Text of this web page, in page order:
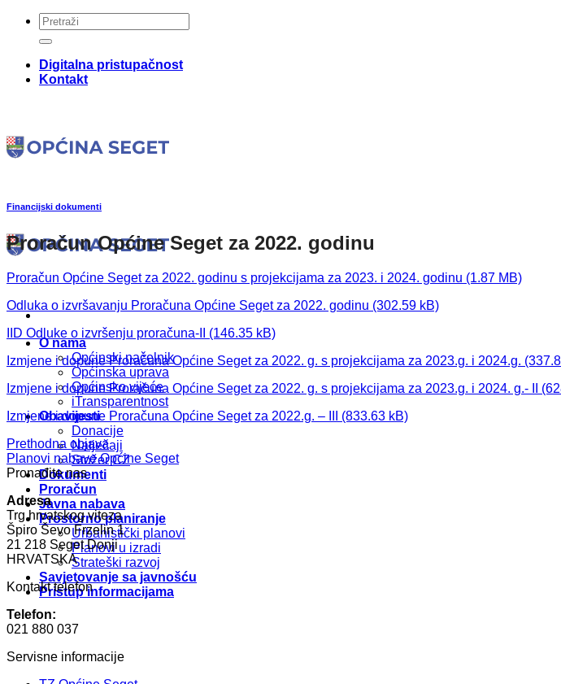
Skip
content
Digitalna pristupačnost
Kontakt
O nama
Općinski načelnik
Općinska uprava
Općinsko vijeće
iTransparentnost
Obavijesti
Donacije
Natječaji
Stožer CZ
Dokumenti
Proračun
Javna nabava
Prostorno planiranje
Urbanistički planovi
Planovi u izradi
Strateški razvoj
Savjetovanje sa javnošću
Pristup informacijama
Financijski dokumenti
Proračun Općine Seget za 2022. godinu
Proračun Općine Seget za 2022. godinu s projekcijama za 2023. i 2024. godinu
Odluka o izvršavanju Proračuna Općine Seget za 2022. godinu
IID Odluke o izvršenju proračuna-II
Izmjene i dopune Proračuna Općine Seget za 2022. g. s projekcijama za 2023.g. i 2024.g.
Izmjene i dopune Proračuna Općine Seget za 2022. g. s projekcijama za 2023.g. i 2024. g.- II
Izmjene i dopune Proračuna Općine Seget za 2022.g. – III
Prethodna objava
Planovi nabave Općine Seget
Pronađite nas
Adresa
Trg hrvatskog viteza
Špiro Ševo Frzelin 1
21 218 Seget Donji
HRVATSKA
Kontakt telefon
Telefon:
021 880 037
Servisne informacije